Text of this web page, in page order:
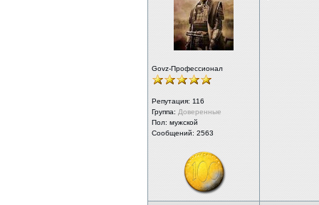
Govz-Профессионал
Репутация: 116
Группа: Доверенные
Пол: мужской
Сообщений: 2563